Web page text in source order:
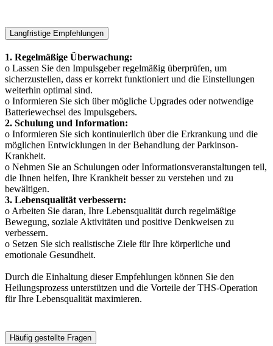
Langfristige Empfehlungen
1. Regelmäßige Überwachung:
o Lassen Sie den Impulsgeber regelmäßig überprüfen, um
sicherzustellen, dass er korrekt funktioniert und die Einstellungen
weiterhin optimal sind.
o Informieren Sie sich über mögliche Upgrades oder notwendige
Batteriewechsel des Impulsgebers.
2. Schulung und Information:
o Informieren Sie sich kontinuierlich über die Erkrankung und die
möglichen Entwicklungen in der Behandlung der Parkinson-
Krankheit.
o Nehmen Sie an Schulungen oder Informationsveranstaltungen teil,
die Ihnen helfen, Ihre Krankheit besser zu verstehen und zu
bewältigen.
3. Lebensqualität verbessern:
o Arbeiten Sie daran, Ihre Lebensqualität durch regelmäßige
Bewegung, soziale Aktivitäten und positive Denkweisen zu
verbessern.
o Setzen Sie sich realistische Ziele für Ihre körperliche und
emotionale Gesundheit.
Durch die Einhaltung dieser Empfehlungen können Sie den
Heilungsprozess unterstützen und die Vorteile der THS-Operation
für Ihre Lebensqualität maximieren.
Häufig gestellte Fragen